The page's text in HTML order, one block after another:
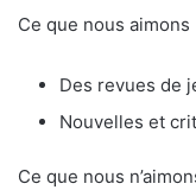
Ce que nous aimons
Des revues de
Nouvelles et
Ce que nous